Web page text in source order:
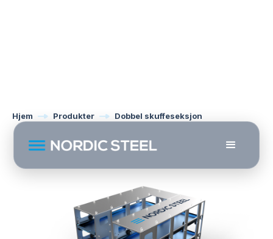
Hjem Produkter Dobbel skuffeseksjon